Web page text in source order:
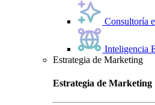
Consultoría
Inteligencia
Estrategia de Marketing
Estrategia de Marketing